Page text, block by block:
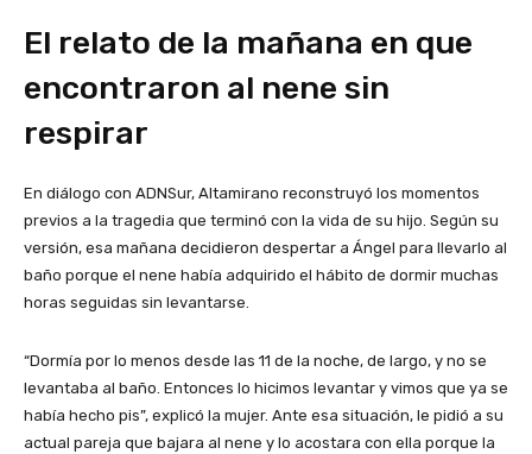
El relato de la mañana en que
encontraron al nene sin
respirar
En diálogo con ADNSur, Altamirano reconstruyó los momentos
previos a la tragedia que terminó con la vida de su hijo. Según su
versión, esa mañana decidieron despertar a Ángel para llevarlo al
baño porque el nene había adquirido el hábito de dormir muchas
horas seguidas sin levantarse.
“Dormía por lo menos desde las 11 de la noche, de largo, y no se
levantaba al baño. Entonces lo hicimos levantar y vimos que ya se
había hecho pis”, explicó la mujer. Ante esa situación, le pidió a su
actual pareja que bajara al nene y lo acostara con ella porque la